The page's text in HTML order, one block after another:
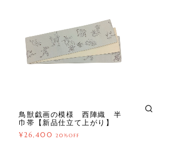
鳥獣戯画の模様 西陣織 半
巾帯【新品仕立て上がり】
¥26,400 20%OFF